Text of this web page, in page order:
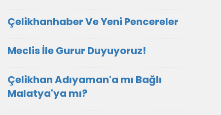
Çelikhanhaber Ve Yeni Pencereler
Meclis İle Gurur Duyuyoruz!
Çelikhan Adıyaman'a mı Bağlı
Malatya'ya mı?